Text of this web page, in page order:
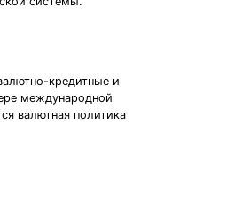
кредитные и
международной
валютная политика